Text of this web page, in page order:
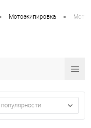
Мотоэкипировка •
популярности